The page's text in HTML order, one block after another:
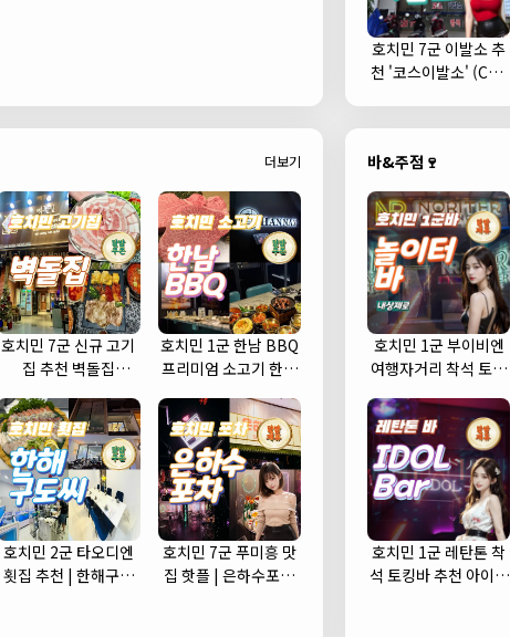
호치민 7군 이발소 추
천 '코스이발소' (COS
더보기
호치민 7군 신규 고기
집 추천 벽돌집
호치민 1군 한남 BBQ
프리미엄 소고기 한우
호치민 2군 타오디엔
횟집 추천 | 한해구도
호치민 7군 푸미흥 맛
집 핫플 | 은하수포차
바&주점🍷
호치민 1군 부이비엔
여행자거리 착석 토킹
LOUNGE)
호치민 1군 레탄톤 착
석 토킹바 추천 아이돌